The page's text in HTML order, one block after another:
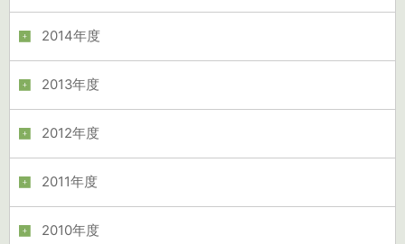
2014年度
2013年度
2012年度
2011年度
2010年度